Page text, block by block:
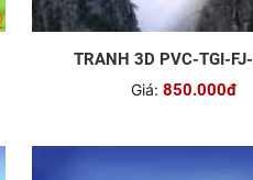
TRANH 3D PVC-TGI-
Giá: 850.000đ